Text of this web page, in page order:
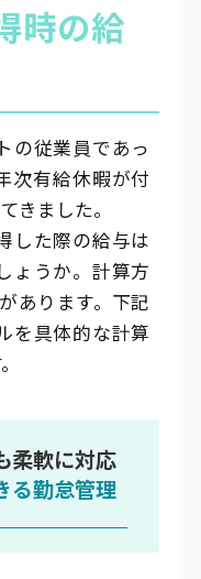
時の給
の従業員であっ
次有給休暇が付
きました。
した際の給与は
ょうか。計算方
あります。下記
を具体的な計算
柔軟に対応
る勤怠管理